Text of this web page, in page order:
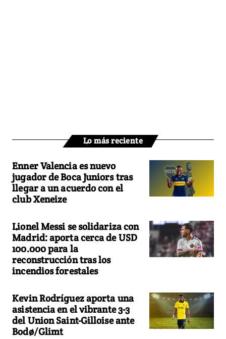
Lo más reciente
Enner Valencia es nuevo
jugador de Boca Juniors tras
llegar a un acuerdo con el
club Xeneize
Lionel Messi se solidariza con
Madrid: aporta cerca de USD
100.000 para la
reconstrucción tras los
incendios forestales
Kevin Rodríguez aporta una
asistencia en el vibrante 3-3
del Union Saint-Gilloise ante
Bodø/Glimt